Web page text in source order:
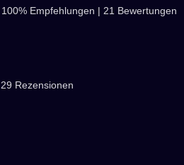
100% Empfehlungen | 21 Bewertungen
29 Rezensionen